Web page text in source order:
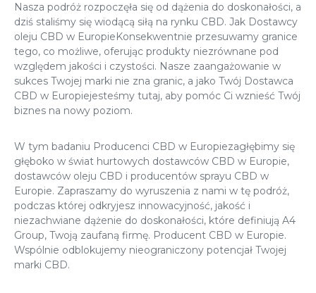
Nasza podróż rozpoczęła się od dążenia do doskonałości, a
dziś staliśmy się wiodącą siłą na rynku CBD. Jak Dostawcy
oleju CBD w EuropieKonsekwentnie przesuwamy granice
tego, co możliwe, oferując produkty niezrównane pod
względem jakości i czystości. Nasze zaangażowanie w
sukces Twojej marki nie zna granic, a jako Twój Dostawca
CBD w Europiejesteśmy tutaj, aby pomóc Ci wznieść Twój
biznes na nowy poziom.
W tym badaniu Producenci CBD w Europiezagłębimy się
głęboko w świat hurtowych dostawców CBD w Europie,
dostawców oleju CBD i producentów sprayu CBD w
Europie. Zapraszamy do wyruszenia z nami w tę podróż,
podczas której odkryjesz innowacyjność, jakość i
niezachwiane dążenie do doskonałości, które definiują A4
Group, Twoją zaufaną firmę. Producent CBD w Europie.
Wspólnie odblokujemy nieograniczony potencjał Twojej
marki CBD.